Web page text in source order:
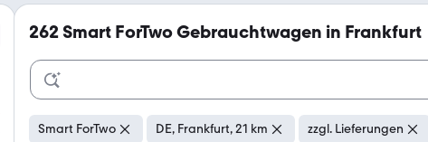
262 Smart ForTwo Gebrauchtwagen in Frankfurt
Smart ForTwo DE, Frankfurt, 21 km zzgl. Lieferungen